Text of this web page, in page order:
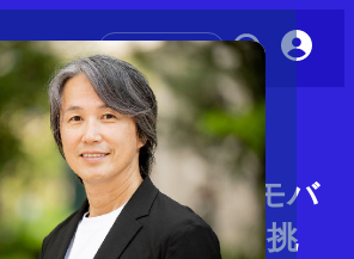
初めての方へ
）：Appleのモバ
ューター市場への挑